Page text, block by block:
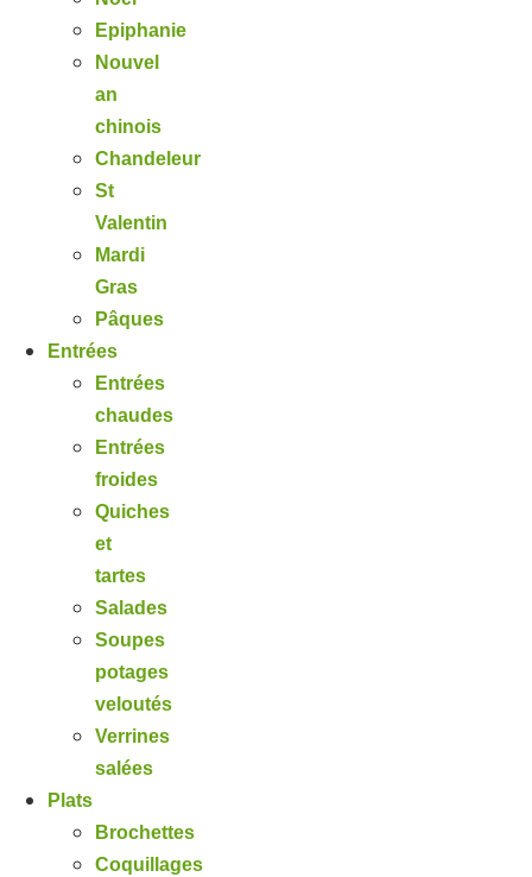
Epiphanie
Nouvel
an
chinois
Chandeleur
St
Valentin
Mardi
Gras
Pâques
Entrées
Entrées
chaudes
Entrées
froides
Quiches
et
tartes
Salades
Soupes
potages
veloutés
Verrines
salées
Plats
Brochettes
Coquillages